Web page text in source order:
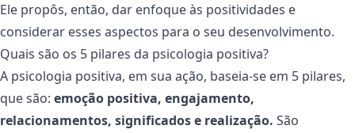
Ele propôs, então, dar enfoque às positividades e
considerar esses aspectos para o seu desenvolvimento.
Quais são os 5 pilares da psicologia positiva?
A psicologia positiva, em sua ação, baseia-se em 5 pilares,
que são: emoção positiva, engajamento,
relacionamentos, significados e realização. São